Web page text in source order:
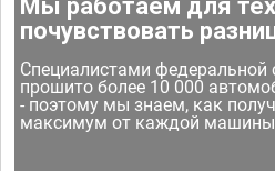
Мы работаем для
почувствовать
Специалистами федеральной
прошито более 10 000
- поэтому мы знаем, как
максимум от каждой